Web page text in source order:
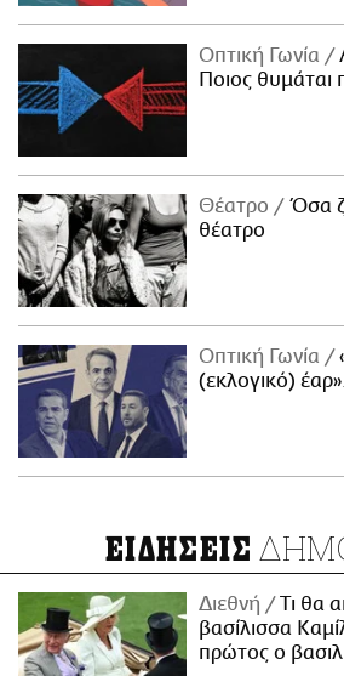
Οπτική Γωνία
Ποιος θυμάται
Θέατρο
Όσα
θέατρο
Οπτική Γωνία
(εκλογικό)
ΕΙΔΗΣΕΙΣ
Διεθνή
Τι θα
βασίλισσα
πρώτος ο